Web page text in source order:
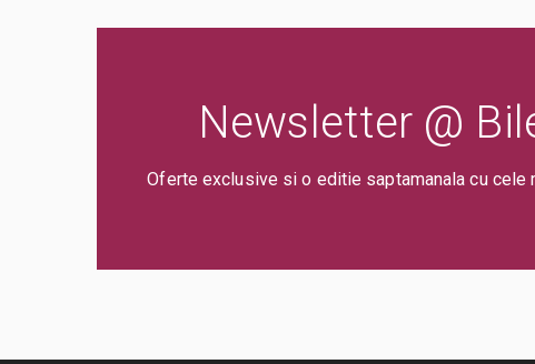
Newsletter @
Oferte exclusive si o editie saptamanala cu cele